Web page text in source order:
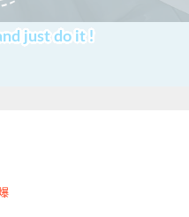
just do it !